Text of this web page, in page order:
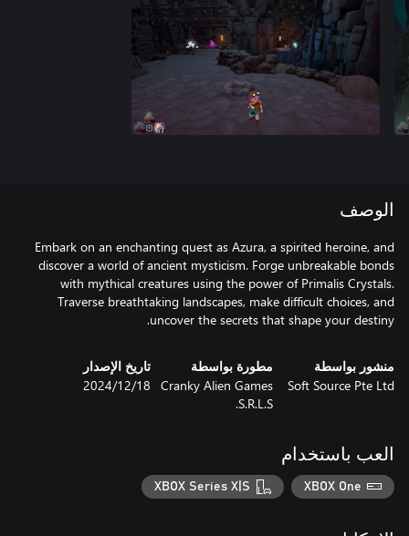
الوصف
Embark on an enchanting quest as Azura, a spirited heroine, and
discover a world of ancient mysticism. Forge unbreakable bonds
with mythical creatures using the power of Primalis Crystals.
Traverse breathtaking landscapes, make difficult choices, and
uncover the secrets that shape your destiny.
منشور بواسطة
Soft Source Pte Ltd
مطورة بواسطة
Cranky Alien Games
S.R.L.S.
تاريخ الإصدار
18‏/12‏/2024
العب باستخدام
XBOX One
XBOX Series X|S